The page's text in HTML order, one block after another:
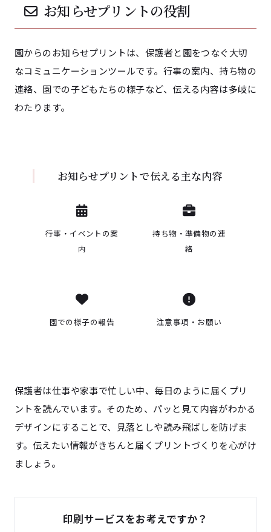
お知らせプリントの役割
園からのお知らせプリントは、保護者と園をつなぐ大切
なコミュニケーションツールです。行事の案内、持ち物の
連絡、園での子どもたちの様子など、伝える内容は多岐に
わたります。
お知らせプリントで伝える主な内容
行事・イベントの案
内
持ち物・準備物の連
絡
園での様子の報告 注意事項・お願い
保護者は仕事や家事で忙しい中、毎日のように届くプリ
ントを読んでいます。そのため、パッと見て内容がわかる
デザインにすることで、見落としや読み飛ばしを防げま
す。伝えたい情報がきちんと届くプリントづくりを心がけ
ましょう。
印刷サービスをお考えですか？